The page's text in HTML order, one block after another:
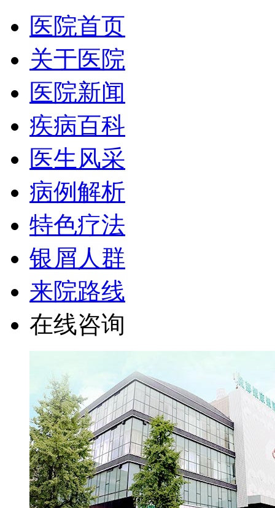
医院首页
关于医院
医院新闻
疾病百科
医生风采
病例解析
特色疗法
银屑人群
来院路线
在线咨询